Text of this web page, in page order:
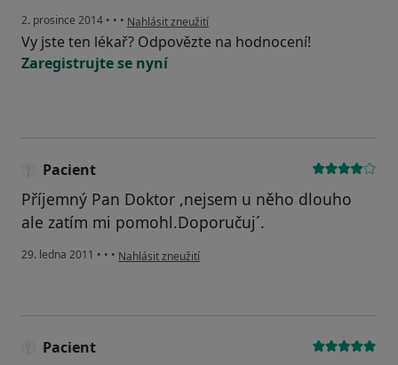
2. prosince 2014 • • • podle názoru uživatele Váš účet byl odstraněn
Nahlásit zneužití
Vy jste ten lékař? Odpovězte na hodnocení!
Zaregistrujte se nyní
Pacient
Příjemný Pan Doktor ,nejsem u něho dlouho
ale zatím mi pomohl.Doporučuj´.
29. ledna 2011 • • • podle názoru uživatele Pacient
Nahlásit zneužití
Pacient